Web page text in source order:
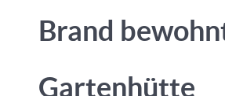
Brand
Gartenhütte